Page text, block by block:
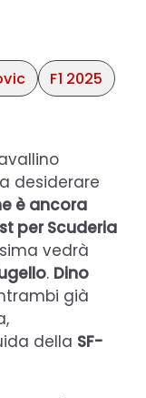
F1 2025
desiderare
è ancora
per Scuderia
vedrà
. Dino
già
della SF-